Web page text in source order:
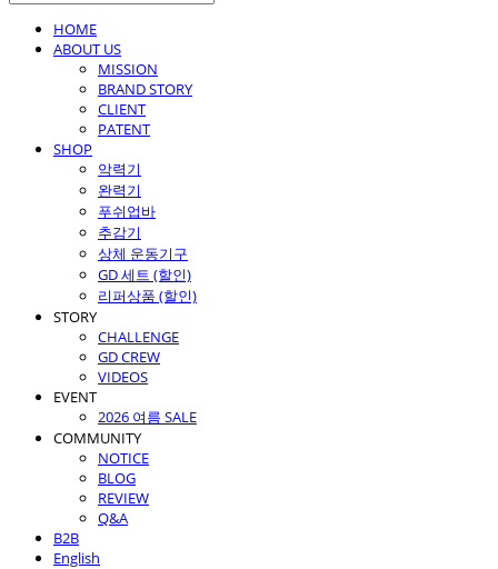
HOME
ABOUT US
MISSION
BRAND STORY
CLIENT
PATENT
SHOP
악력기
완력기
푸쉬업바
추감기
상체 운동기구
GD 세트 (할인)
리퍼상품 (할인)
STORY
CHALLENGE
GD CREW
VIDEOS
EVENT
2026 여름 SALE
COMMUNITY
NOTICE
BLOG
REVIEW
Q&A
B2B
English